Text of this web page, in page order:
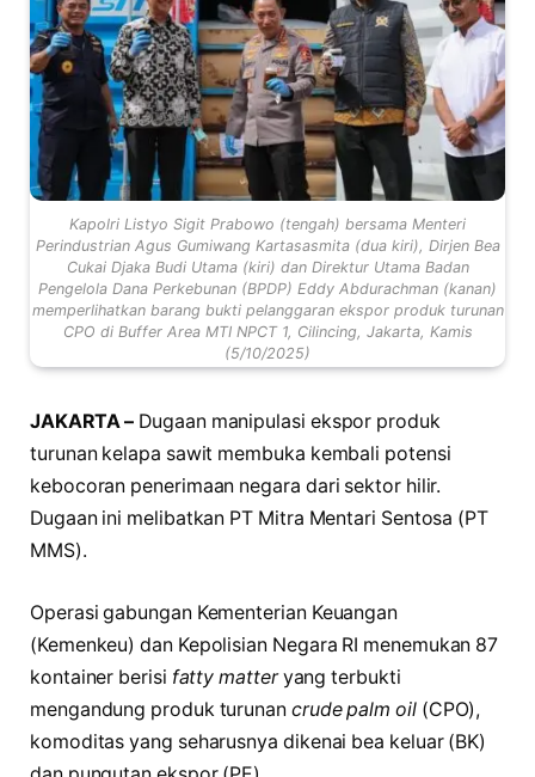
Kapolri Listyo Sigit Prabowo (tengah) bersama Menteri
Perindustrian Agus Gumiwang Kartasasmita (dua kiri), Dirjen Bea
Cukai Djaka Budi Utama (kiri) dan Direktur Utama Badan
Pengelola Dana Perkebunan (BPDP) Eddy Abdurachman (kanan)
memperlihatkan barang bukti pelanggaran ekspor produk turunan
CPO di Buffer Area MTI NPCT 1, Cilincing, Jakarta, Kamis
(5/10/2025)
JAKARTA – Dugaan manipulasi ekspor produk
turunan kelapa sawit membuka kembali potensi
kebocoran penerimaan negara dari sektor hilir.
Dugaan ini melibatkan PT Mitra Mentari Sentosa (PT
MMS).
Operasi gabungan Kementerian Keuangan
(Kemenkeu) dan Kepolisian Negara RI menemukan 87
kontainer berisi fatty matteryang terbukti
mengandung produk turunan crude palm oil(CPO),
komoditas yang seharusnya dikenai bea keluar (BK)